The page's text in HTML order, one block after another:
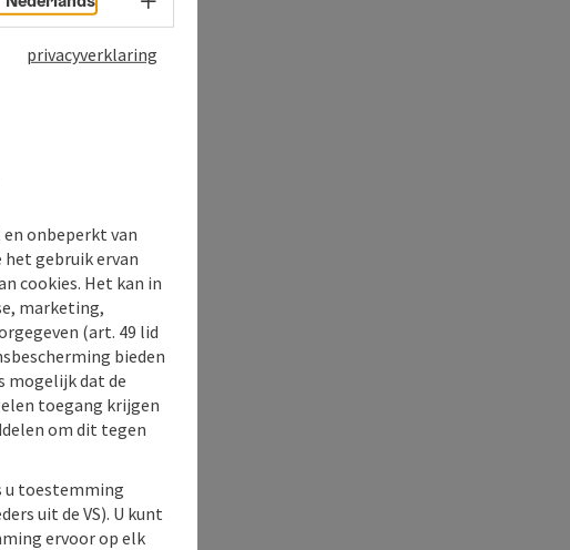
privacyverklaring
onbeperkt van
gebruik ervan
cookies. Het kan in
marketing,
(art. 49 lid
bieden
mogelijk dat de
toegang krijgen
om dit tegen
u toestemming
uit de VS). U kunt
ervoor op elk